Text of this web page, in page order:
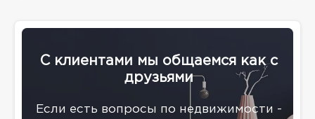
С клиентами мы общаемся как с
друзьями
Eсли есть вопросы по недвижимости -